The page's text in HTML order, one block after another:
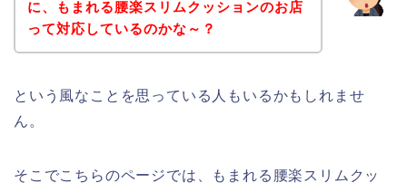
に、もまれる腰楽スリムクッションのお店
って対応しているのかな～？
という風なことを思っている人もいるかもしれませ
ん。
そこでこちらのページでは、もまれる腰楽スリムクッ